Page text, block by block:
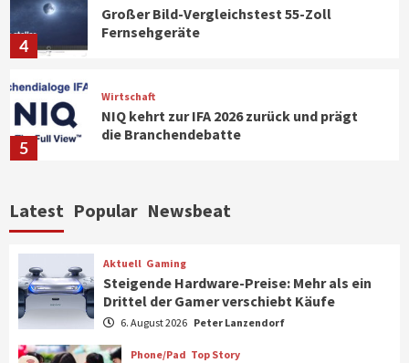
4
Großer Bild-Vergleichstest 55-Zoll
Fernsehgeräte
5
Wirtschaft
NIQ kehrt zur IFA 2026 zurück und prägt
die Branchendebatte
6
CHERRY baut Vertriebsteam in
7
Smart Living Top Story
Verbraucher setzen immer mehr auf
Latest Popular Newsbeat
Aktuell Gaming
Steigende Hardware-Preise: Mehr als ein
Drittel der Gamer verschiebt Käufe
6. August 2026 Peter Lanzendorf
Phone/Pad Top Story